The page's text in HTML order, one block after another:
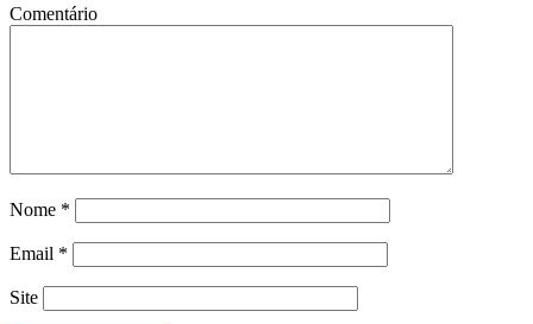
Comentário
Nome *
Email *
Site